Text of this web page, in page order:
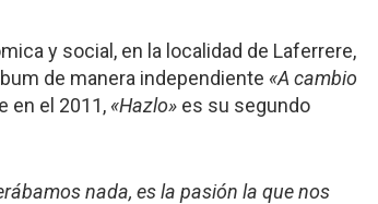
y social, en la localidad de Laferrere,
de manera independiente «A cambio
en el 2011, «Hazlo» es su segundo
nada, es la pasión la que nos